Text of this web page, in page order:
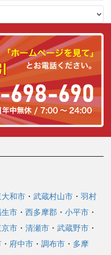
大和市 ・武蔵村山市 ・羽村
生市 ・西多摩郡 ・小平市 ・
市 ・清瀬市 ・武蔵野市 ・
・ 府中市 ・調布市 ・ 多摩